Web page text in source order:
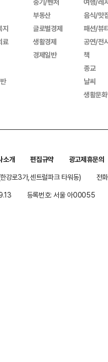
지
료
부동산
글로벌경제
생활경제
경제일반
음식/맛
패션/뷰
공연/전
책
종교
날씨
생활문
소개 편집규약
광고제휴문의
강로3가,센트럴파크 타워동)
전
등록번호: 서울 아00055